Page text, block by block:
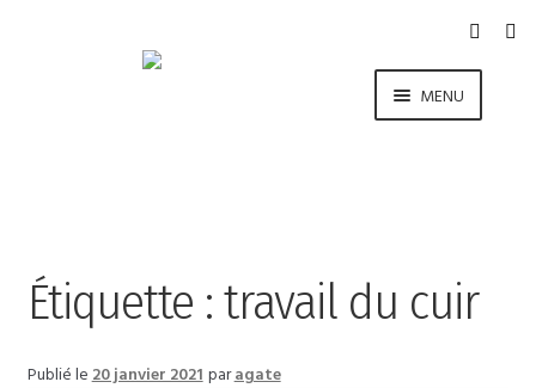
MENU
Étiquette : travail du cuir
Publié le 20 janvier 2021 paragate